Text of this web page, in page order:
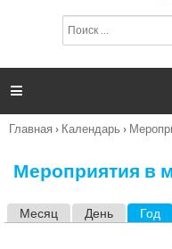
п
и

Вы
Главная › Календарь ›
Мероприятия в
Месяц День Год